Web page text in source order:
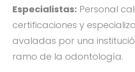
Especialistas: Personal
certificaciones y
avaladas por una
ramo de la odontología.